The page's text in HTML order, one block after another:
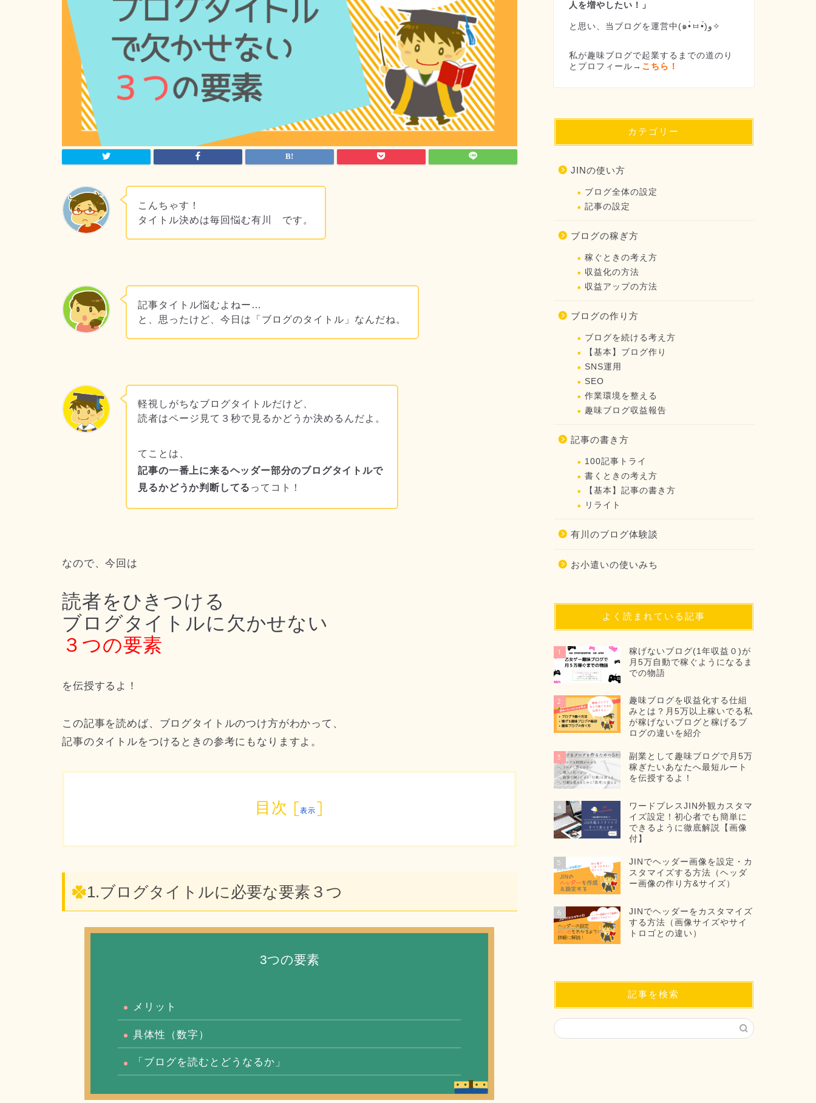
こんちゃす！
タイトル決めは毎回悩む有川 です。
記事タイトル悩むよねー…
と、思ったけど、今日は「ブログのタイトル」なんだね。
軽視しがちなブログタイトルだけど、
読者はページ見て３秒で見るかどうか決めるんだよ。
てことは、
記事の一番上に来るヘッダー部分のブログタイトルで
見るかどうか判断してる ってコト！
なので、今回は
読者をひきつける
ブログタイトルに欠かせない
３つの要素
を伝授するよ！
この記事を読めば、ブログタイトルのつけ方がわかって、
記事のタイトルをつけるときの参考にもなりますよ。
目次 [表示 ]
1.ブログタイトルに必要な要素３つ
3つの要素
メリット
具体性（数字）
「ブログを読むとどうなるか」
人を増やしたい！」
と思い、当ブログを運営中(๑•̀ㅂ•́)و✧
私が趣味ブログで起業するまでの道のり
とプロフィール→ こちら！
カテゴリー
JINの使い方
ブログ全体の設定
記事の設定
ブログの稼ぎ方
稼ぐときの考え方
収益化の方法
収益アップの方法
ブログの作り方
ブログを続ける考え方
【基本】ブログ作り
SNS運用
SEO
作業環境を整える
趣味ブログ収益報告
記事の書き方
100記事トライ
書くときの考え方
【基本】記事の書き方
リライト
有川のブログ体験談
お小遣いの使いみち
よく読まれている記事
1
稼げないブログ(1年収益０)が
月5万自動で稼ぐようになるま
での物語
2
趣味ブログを収益化する仕組
みとは？月5万以上稼いでる私
が稼げないブログと稼げるブ
ログの違いを紹介
3
副業として趣味ブログで月5万
稼ぎたいあなたへ最短ルート
を伝授するよ！
4
ワードプレスJIN外観カスタマ
イズ設定！初心者でも簡単に
できるように徹底解説【画像
付】
5
JINでヘッダー画像を設定・カ
スタマイズする方法（ヘッダ
ー画像の作り方&サイズ）
6
JINでヘッダーをカスタマイズ
する方法（画像サイズやサイ
トロゴとの違い）
記事を検索